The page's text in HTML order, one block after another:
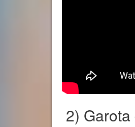
2)